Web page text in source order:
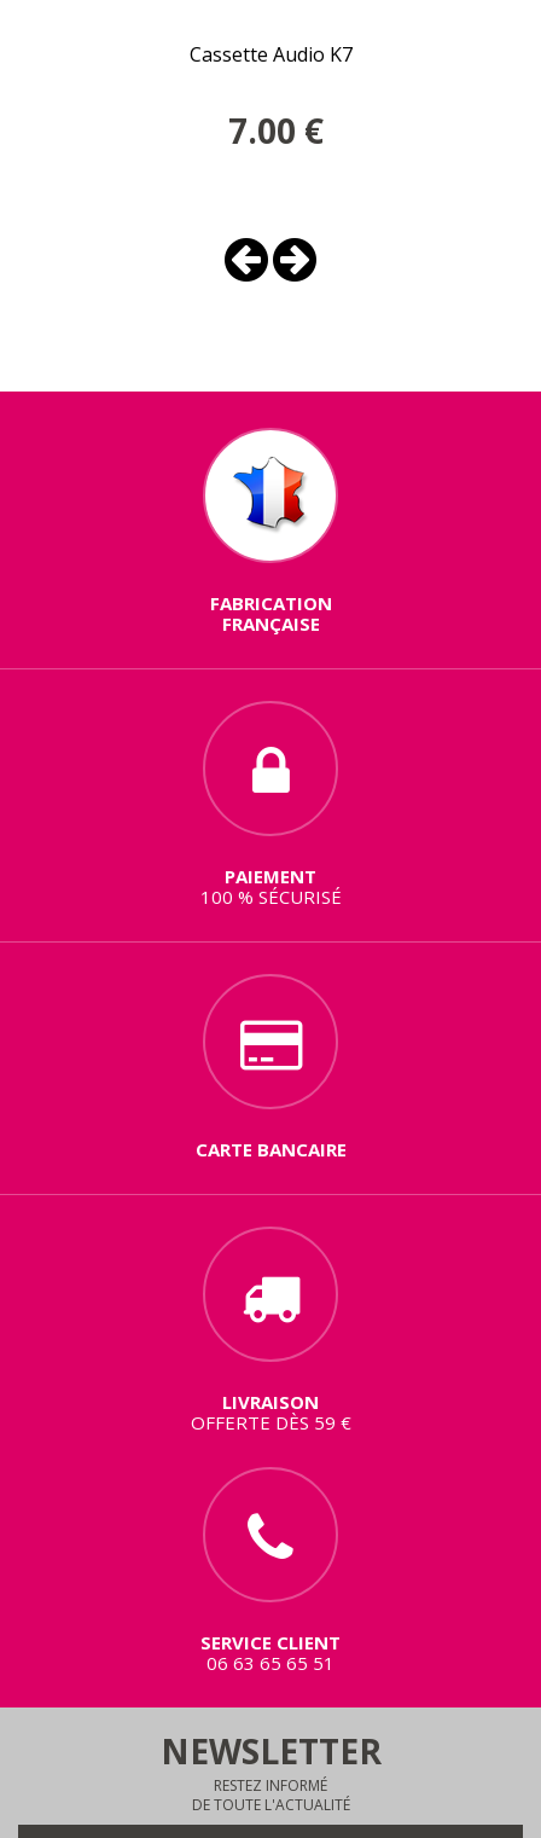
Cassette Audio K7
7.00 €
FABRICATION
FRANÇAISE
PAIEMENT
100 % SÉCURISÉ
CARTE BANCAIRE
LIVRAISON
OFFERTE DÈS 59 €
SERVICE CLIENT
06 63 65 65 51
NEWSLETTER
RESTEZ INFORMÉ
DE TOUTE L'ACTUALITÉ